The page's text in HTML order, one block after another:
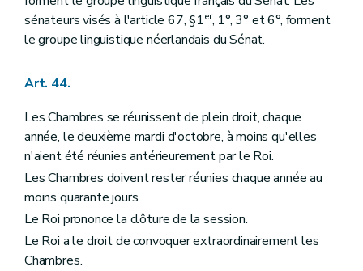
sénateurs visés à l'article 67, §1er, 1°, 3° et 6°, forment
le groupe linguistique néerlandais du Sénat.
Art. 44.
Les Chambres se réunissent de plein droit, chaque
année, le deuxième mardi d'octobre, à moins qu'elles
n'aient été réunies antérieurement par le Roi.
Les Chambres doivent rester réunies chaque année au
moins quarante jours.
Le Roi prononce la clôture de la session.
Le Roi a le droit de convoquer extraordinairement les
Chambres.